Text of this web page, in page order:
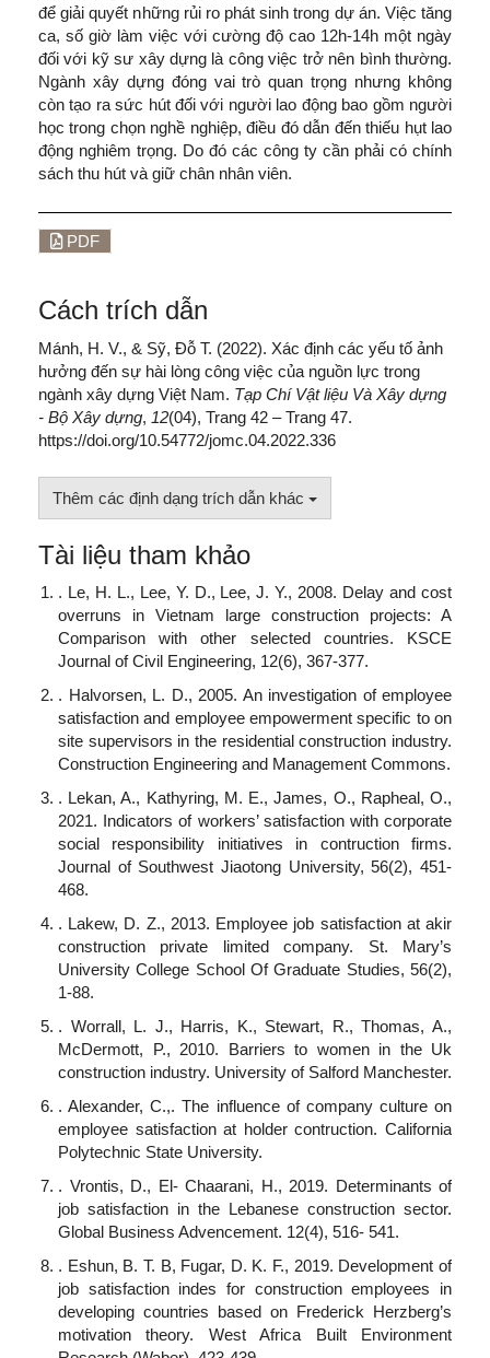
để giải quyết những rủi ro phát sinh trong dự án. Việc tăng
ca, số giờ làm việc với cường độ cao 12h-14h một ngày
đối với kỹ sư xây dựng là công việc trở nên bình thường.
Ngành xây dựng đóng vai trò quan trọng nhưng không
còn tạo ra sức hút đối với người lao động bao gồm người
học trong chọn nghề nghiệp, điều đó dẫn đến thiếu hụt lao
động nghiêm trọng. Do đó các công ty cần phải có chính
sách thu hút và giữ chân nhân viên.
PDF
Cách trích dẫn
Mánh, H. V., & Sỹ, Đỗ T. (2022). Xác định các yếu tố ảnh
hưởng đến sự hài lòng công việc của nguồn lực trong
ngành xây dựng Việt Nam. Tạp Chí Vật liệu Và Xây dựng
- Bộ Xây dựng, 12(04), Trang 42 – Trang 47.
https://doi.org/10.54772/jomc.04.2022.336
Thêm các định dạng trích dẫn khác
Tài liệu tham khảo
. Le, H. L., Lee, Y. D., Lee, J. Y., 2008. Delay and cost
overruns in Vietnam large construction projects: A
Comparison with other selected countries. KSCE
Journal of Civil Engineering, 12(6), 367-377.
. Halvorsen, L. D., 2005. An investigation of employee
satisfaction and employee empowerment specific to on
site supervisors in the residential construction industry.
Construction Engineering and Management Commons.
. Lekan, A., Kathyring, M. E., James, O., Rapheal, O.,
2021. Indicators of workers’ satisfaction with corporate
social responsibility initiatives in contruction firms.
Journal of Southwest Jiaotong University, 56(2), 451-
468.
. Lakew, D. Z., 2013. Employee job satisfaction at akir
construction private limited company. St. Mary’s
University College School Of Graduate Studies, 56(2),
1-88.
. Worrall, L. J., Harris, K., Stewart, R., Thomas, A.,
McDermott, P., 2010. Barriers to women in the Uk
construction industry. University of Salford Manchester.
. Alexander, C.,. The influence of company culture on
employee satisfaction at holder contruction. California
Polytechnic State University.
. Vrontis, D., El- Chaarani, H., 2019. Determinants of
job satisfaction in the Lebanese construction sector.
Global Business Advencement. 12(4), 516- 541.
. Eshun, B. T. B, Fugar, D. K. F., 2019. Development of
job satisfaction indes for construction employees in
developing countries based on Frederick Herzberg’s
motivation theory. West Africa Built Environment